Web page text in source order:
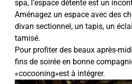
spa, l’espace détente est un
Aménagez un espace avec des
divan sectionnel, un tapis, un
tamisé.
Pour profiter des beaux après-
fins de soirée en bonne
«cocooning»est à intégrer.